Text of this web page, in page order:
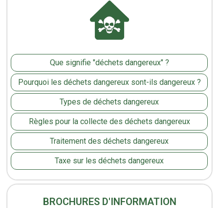
Que signifie "déchets dangereux" ?
Pourquoi les déchets dangereux sont-ils dangereux ?
Types de déchets dangereux
Règles pour la collecte des déchets dangereux
Traitement des déchets dangereux
Taxe sur les déchets dangereux
BROCHURES D'INFORMATION